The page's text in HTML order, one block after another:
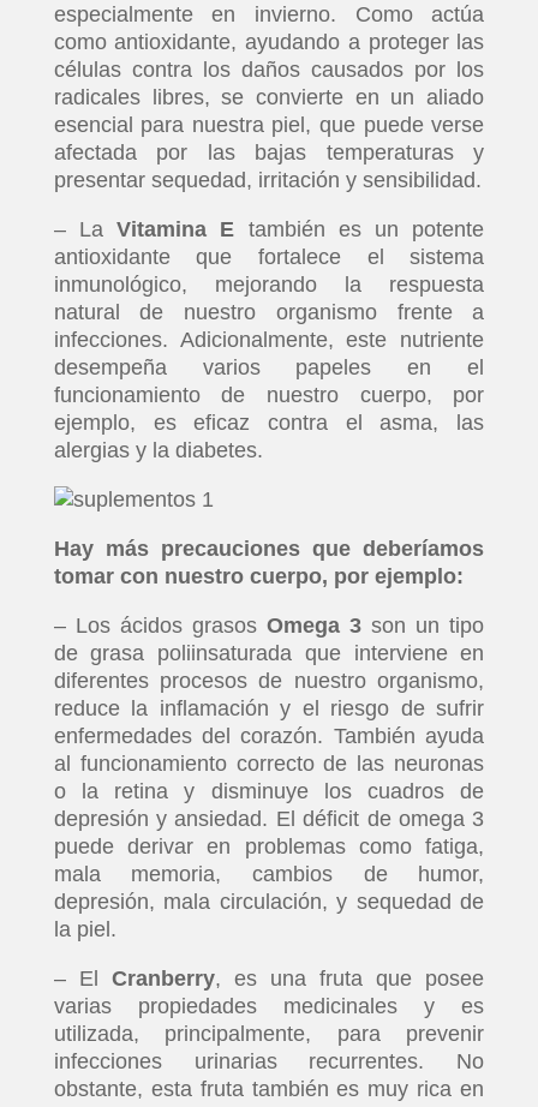
especialmente en invierno. Como actúa
como antioxidante, ayudando a proteger las
células contra los daños causados por los
radicales libres, se convierte en un aliado
esencial para nuestra piel, que puede verse
afectada por las bajas temperaturas y
presentar sequedad, irritación y sensibilidad.
– LaVitamina E también es un potente
antioxidante que fortalece el sistema
inmunológico, mejorando la respuesta
natural de nuestro organismo frente a
infecciones. Adicionalmente, este nutriente
desempeña varios papeles en el
funcionamiento de nuestro cuerpo, por
ejemplo, es eficaz contra el asma, las
alergias y la diabetes.
Hay más precauciones que deberíamos
tomar con nuestro cuerpo, por ejemplo:
– Los ácidos grasos Omega 3 son un tipo
de grasa poliinsaturada que interviene en
diferentes procesos de nuestro organismo,
reduce la inflamación y el riesgo de sufrir
enfermedades del corazón. También ayuda
al funcionamiento correcto de las neuronas
o la retina y disminuye los cuadros de
depresión y ansiedad. El déficit de omega 3
puede derivar en problemas como fatiga,
mala memoria, cambios de humor,
depresión, mala circulación, y sequedad de
la piel.
– El Cranberry, es una fruta que posee
varias propiedades medicinales y es
utilizada, principalmente, para prevenir
infecciones urinarias recurrentes. No
obstante, esta fruta también es muy rica en